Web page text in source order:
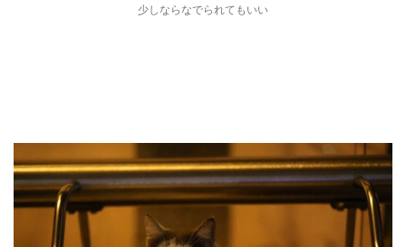
少しならなでられてもいい